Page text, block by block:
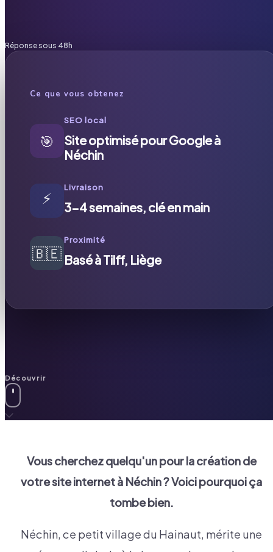
Réponse sous 48h
Ce que vous obtenez
🎯
SEO local
Site optimisé pour Google à
Néchin
⚡
Livraison
3-4 semaines, clé en main
🇧🇪
Proximité
Basé à Tilff, Liège
Découvrir
Vous cherchez quelqu'un pour la création de
votre site internet à Néchin? Voici pourquoi ça
tombe bien.
Néchin, ce petit village du Hainaut, mérite une